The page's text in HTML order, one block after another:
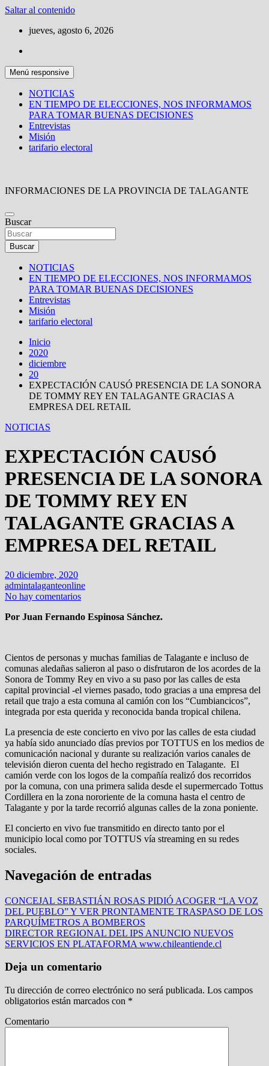
Saltar al contenido
jueves, agosto 6, 2026
Menú responsive
NOTICIAS
EN TIEMPO DE ELECCIONES, NOS INFORMAMOS
PARA TOMAR BUENAS DECISIONES
Entrevistas
Misión
tarifario electoral
INFORMACIONES DE LA PROVINCIA DE TALAGANTE
Buscar
Buscar
NOTICIAS
EN TIEMPO DE ELECCIONES, NOS INFORMAMOS
PARA TOMAR BUENAS DECISIONES
Entrevistas
Misión
tarifario electoral
Inicio
2020
diciembre
20
EXPECTACIÓN CAUSÓ PRESENCIA DE LA SONORA
DE TOMMY REY EN TALAGANTE GRACIAS A
EMPRESA DEL RETAIL
NOTICIAS
EXPECTACIÓN CAUSÓ
PRESENCIA DE LA SONORA
DE TOMMY REY EN
TALAGANTE GRACIAS A
EMPRESA DEL RETAIL
20 diciembre, 2020
admintalaganteonline
No hay comentarios
Por Juan Fernando Espinosa Sánchez.
Cientos de personas y muchas familias de Talagante e incluso de
comunas aledañas salieron al paso o disfrutaron de los acordes de la
Sonora de Tommy Rey en vivo a su paso por las calles de esta
capital provincial -el viernes pasado, todo gracias a una empresa del
retail que trajo a esta comuna al camión con los “Cumbiancicos”,
integrada por esta querida y reconocida banda tropical chilena.
La presencia de este concierto en vivo por las calles de esta ciudad
ya había sido anunciado días previos por TOTTUS en los medios de
comunicación nacional y durante su realización varios canales de
televisión dieron cuenta del hecho registrado en Talagante. El
camión verde con los logos de la compañía realizó dos recorridos
por la comuna, con una primera salida desde el supermercado Tottus
Cordillera en la zona nororiente de la comuna hasta el centro de
Talagante y por la tarde recorrió algunas calles de la zona poniente.
El concierto en vivo fue transmitido en directo tanto por el
municipio local como por TOTTUS vía streaming en su redes
sociales.
Navegación de entradas
CONCEJAL SEBASTIÁN ROSAS PIDIÓ ACOGER “LA VOZ
DEL PUEBLO” Y VER PRONTAMENTE TRASPASO DE LOS
PARQUÍMETROS A BOMBEROS
DIRECTOR REGIONAL DEL IPS ANUNCIO NUEVOS
SERVICIOS EN PLATAFORMA www.chileantiende.cl
Deja un comentario
Tu dirección de correo electrónico no será publicada. Los campos
obligatorios están marcados con *
Comentario